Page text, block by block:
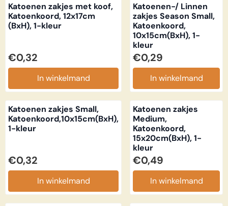
Katoenen zakjes met koof,
Katoenkoord, 12x17cm
(BxH), 1-kleur
Prijs: 0,32
€0,32
In winkelmand
Katoenen-/ Linnen
zakjes Season Small,
Katoenkoord,
10x15cm(BxH), 1-
kleur
Prijs: 0,29
€0,29
In winkelmand
Katoenen zakjes Small,
Katoenkoord,10x15cm(BxH),
1-kleur
Prijs: 0,32
€0,32
In winkelmand
Katoenen zakjes
Medium,
Katoenkoord,
15x20cm(BxH), 1-
kleur
Prijs: 0,49
€0,49
In winkelmand